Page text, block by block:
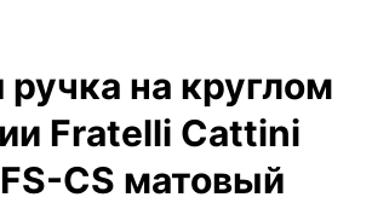
на круглом
Fratelli Cattini
CS матовый